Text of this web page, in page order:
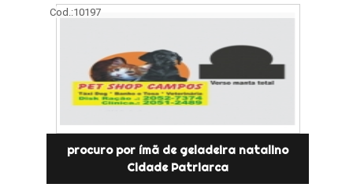
Cod.:10197
procuro por ímã de geladeira natalino
Cidade Patriarca